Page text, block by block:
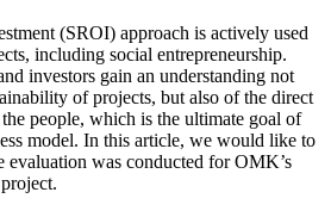
(SROI) approach is actively used
including social entrepreneurship.
investors gain an understanding not
of projects, but also of the direct
people, which is the ultimate goal of
model. In this article, we would like to
evaluation was conducted for OMK’s